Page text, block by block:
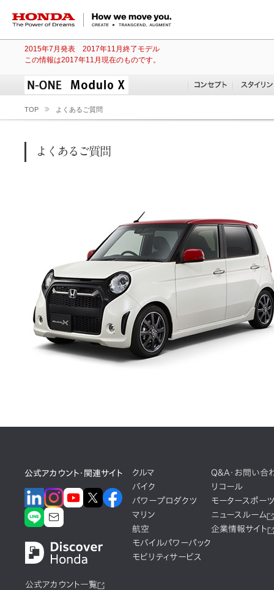
HONDA The Power of Dreams
2015年7月発表 2017年11月終了モデル
この情報は2017年11月現在のものです。
TOP よくあるご質問
公式アカウント・関連サイト
公式アカウント一覧
クルマ
バイク
パワープロダクツ
マリン
航空
モバイルパワーパック
モビリティサービス
Q&A・お問い合
リコール
モータースポーツ
ニュースルーム
企業情報サイト